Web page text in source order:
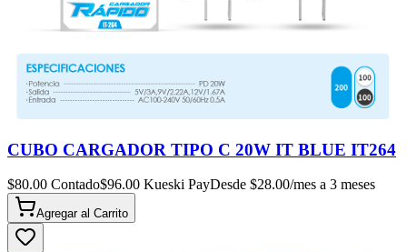
CUBO CARGADOR TIPO C 20W IT BLUE IT264
$80.00 Contado$96.00 Kueski PayDesde $28.00/mes a 3 meses
Agregar al Carrito